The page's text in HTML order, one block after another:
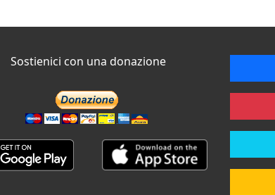
Sostienici con una donazione